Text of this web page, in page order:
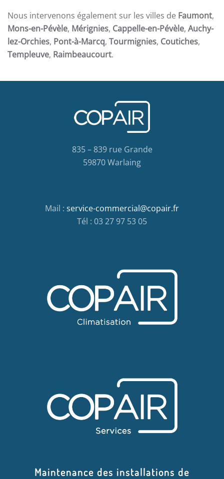
Nous intervenons également sur les villes de Faumont,
Mons-en-Pévèle, Mérignies, Cappelle-en-Pévèle, Auchy-
lez-Orchies, Pont-à-Marcq, Tourmignies, Coutiches,
Templeuve, Raimbeaucourt.
835 – 839 rue Grande
59870 Warlaing
Mail : service-commercial@copair.fr
Tél : 03 27 97 53 05
Maintenance des installations de